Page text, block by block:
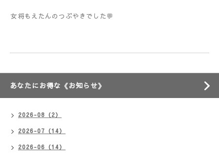
女将もえたんのつぶやきでした💬
あなたにお得な《お知らせ》
2026-08（2）
2026-07（14）
2026-06（14）